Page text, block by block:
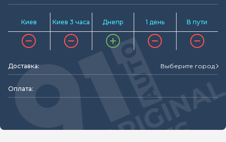
Киев Киев 3 часа Днепр 1 день В пути
Доставка: Выберите город
Оплата: